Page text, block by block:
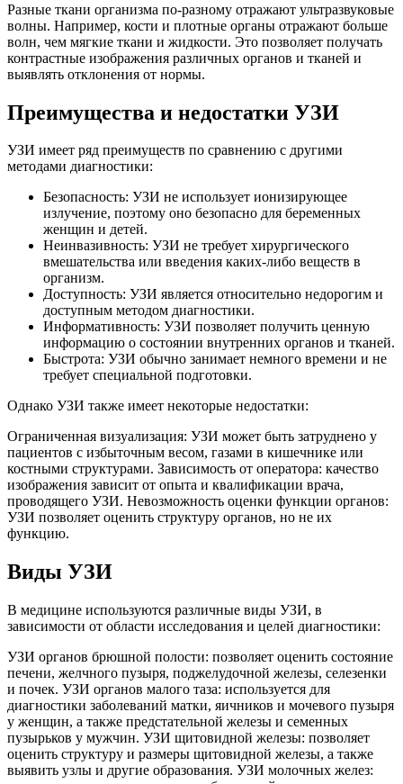
Разные ткани организма по-разному отражают ультразвуковые
волны. Например, кости и плотные органы отражают больше
волн, чем мягкие ткани и жидкости. Это позволяет получать
контрастные изображения различных органов и тканей и
выявлять отклонения от нормы.
Преимущества и недостатки УЗИ
УЗИ имеет ряд преимуществ по сравнению с другими
методами диагностики:
Безопасность: УЗИ не использует ионизирующее
излучение, поэтому оно безопасно для беременных
женщин и детей.
Неинвазивность: УЗИ не требует хирургического
вмешательства или введения каких-либо веществ в
организм.
Доступность: УЗИ является относительно недорогим и
доступным методом диагностики.
Информативность: УЗИ позволяет получить ценную
информацию о состоянии внутренних органов и тканей.
Быстрота: УЗИ обычно занимает немного времени и не
требует специальной подготовки.
Однако УЗИ также имеет некоторые недостатки:
Ограниченная визуализация: УЗИ может быть затруднено у
пациентов с избыточным весом, газами в кишечнике или
костными структурами. Зависимость от оператора: качество
изображения зависит от опыта и квалификации врача,
проводящего УЗИ. Невозможность оценки функции органов:
УЗИ позволяет оценить структуру органов, но не их
функцию.
Виды УЗИ
В медицине используются различные виды УЗИ, в
зависимости от области исследования и целей диагностики:
УЗИ органов брюшной полости: позволяет оценить состояние
печени, желчного пузыря, поджелудочной железы, селезенки
и почек. УЗИ органов малого таза: используется для
диагностики заболеваний матки, яичников и мочевого пузыря
у женщин, а также предстательной железы и семенных
пузырьков у мужчин. УЗИ щитовидной железы: позволяет
оценить структуру и размеры щитовидной железы, а также
выявить узлы и другие образования. УЗИ молочных желез: